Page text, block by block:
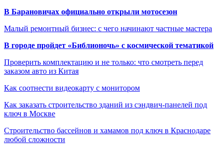
В Барановичах официально открыли мотосезон
Малый ремонтный бизнес: с чего начинают частные мастера
В городе пройдет «Библионочь» с космической тематикой
Проверить комплектацию и не только: что смотреть перед
заказом авто из Китая
Как соотнести видеокарту с монитором
Как заказать строительство зданий из сэндвич-панелей под
ключ в Москве
Строительство бассейнов и хамамов под ключ в Краснодаре
любой сложности